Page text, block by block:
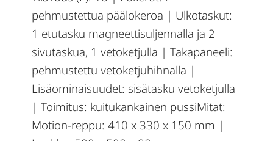
pehmustettua päälokeroa | Ulkotaskut:
1 etutasku magneettisuljennalla ja 2
sivutaskua, 1 vetoketjulla | Takapaneeli:
pehmustettu vetoketjuhihnalla |
Lisäominaisuudet: sisätasku vetoketjulla
| Toimitus: kuitukankainen pussiMitat:
Motion-reppu: 410 x 330 x 150 mm |